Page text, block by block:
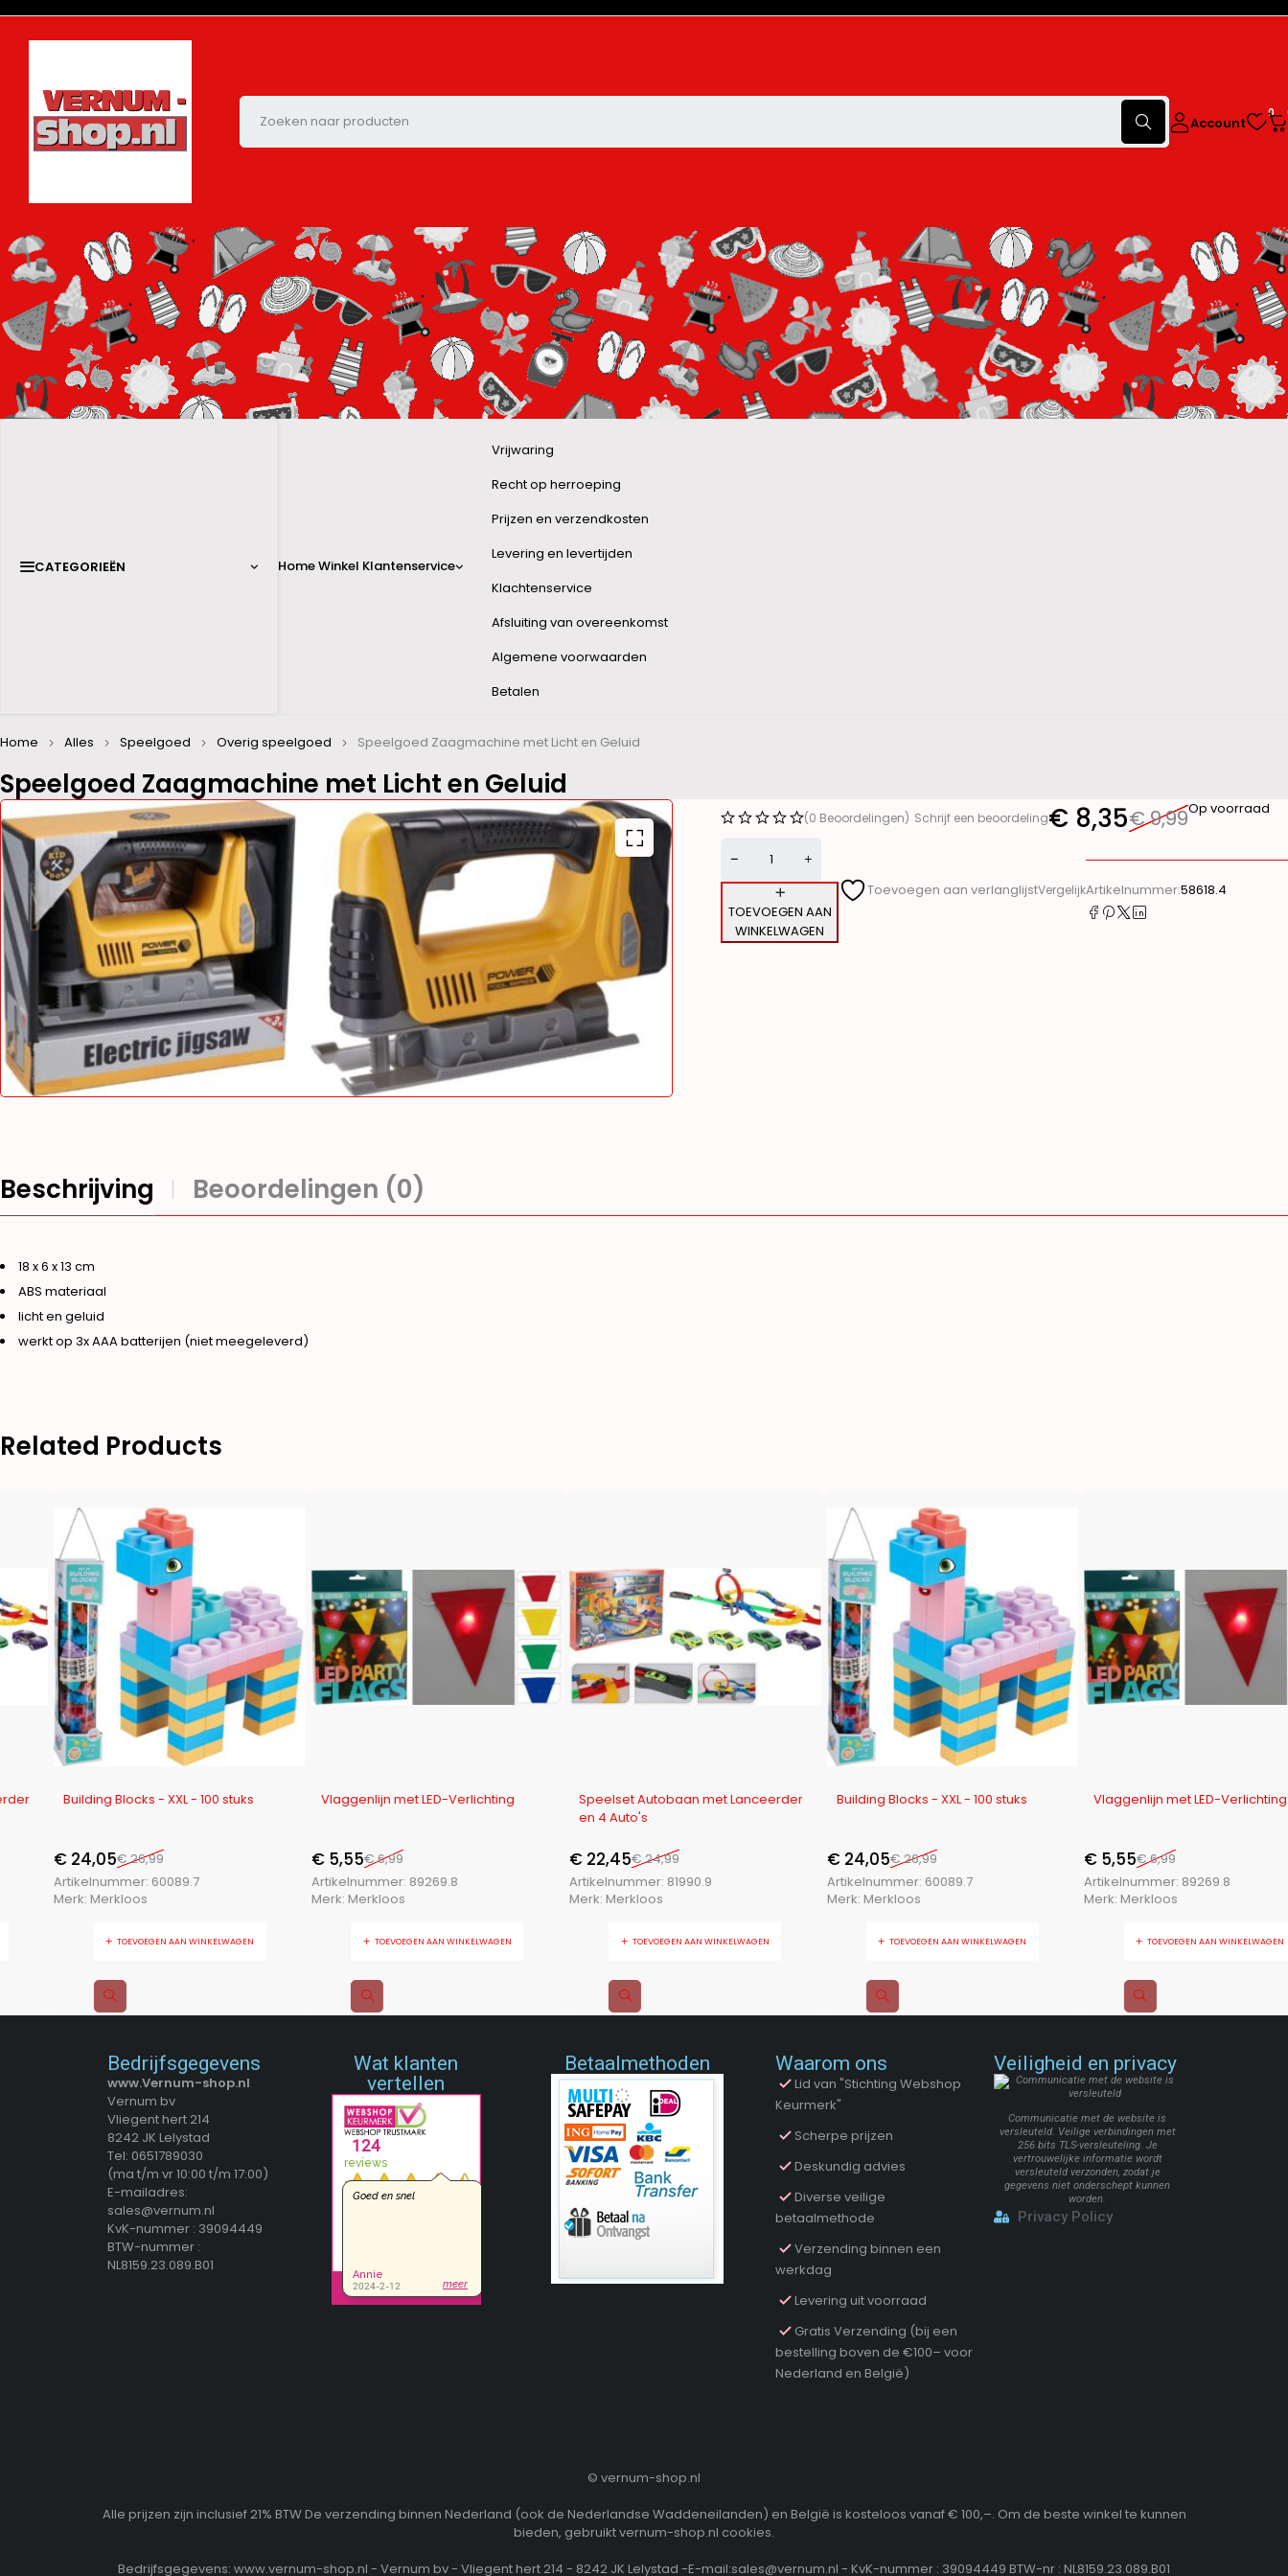
Account
0
CATEGORIEËN HomeWinkel Klantenservice
Vrijwaring
Recht op herroeping
Prijzen en verzendkosten
Levering en levertijden
Klachtenservice
Afsluiting van overeenkomst
Algemene voorwaarden
Betalen
Speelgoed Zaagmachine met Licht en Geluid
Home Alles Speelgoed Overig speelgoed Speelgoed Zaagmachine met Licht en Geluid
(0 Beoordelingen) Schrijf een beoordeling €9,99
€ 8,35 Op voorraad
TOEVOEGEN AAN
WINKELWAGEN
Toevoegen aan verlanglijstVergelijkArtikelnummer:58618.4
Beschrijving Beoordelingen (0)
18 x 6 x 13 cm
ABS materiaal
licht en geluid
werkt op 3x AAA batterijen (niet meegeleverd)
Related Products
-11%
Building Blocks - XXL - 100 stuks
€26,99
24,05
Artikelnummer:60089.7
Merkloos
TOEVOEGEN AAN WINKELWAGEN
Vlaggenlijn met LED-Verlichting
€6,99
5,55
Artikelnummer:89269.8
Merkloos
TOEVOEGEN AAN WINKELWAGEN
Speelset Autobaan met Lanceerder
en 4 Auto's
€24,99
22,45
Artikelnummer:81990.9
Merkloos
TOEVOEGEN AAN WINKELWAGEN
-11%
Building Blocks - XXL - 100 stuks
€26,99
24,05
Artikelnummer:60089.7
Merkloos
TOEVOEGEN AAN WINKELWAGEN
Vlaggenlijn met LED-Verlichting
€6,99
5,55
Artikelnummer:89269.8
Merkloos
TOEVOEGEN AAN WINKELWAGEN
Bedrijfsgegevens
www.Vernum-shop.nl
Vernum bv
Vliegent hert 214
8242 JK Lelystad
Tel: 0651789030
(ma t/m vr 10:00 t/m 17:00)
E-mailadres:
sales@vernum.nl
KvK-nummer : 39094449
BTW-nummer :
NL8159.23.089.B01
Wat klanten
vertellen
Betaalmethoden Waarom ons
Lid van "Stichting Webshop
Keurmerk"
Scherpe prijzen
Deskundig advies
Diverse veilige
betaalmethode
Verzending binnen een
werkdag
Levering uit voorraad
Gratis Verzending (bij een
bestelling boven de €100– voor
Nederland en België)
Veiligheid en privacy
Communicatie met de website is
versleuteld. Veilige verbindingen met
256 bits TLS-versleuteling. Je
vertrouwelijke informatie wordt
versleuteld verzonden, zodat je
gegevens niet onderschept kunnen
worden.
Privacy Policy
© vernum-shop.nl
Alle prijzen zijn inclusief 21% BTW De verzending binnen Nederland (ook de Nederlandse Waddeneilanden) en België is kosteloos vanaf € 100,–. Om de beste winkel te kunnen
bieden, gebruikt vernum-shop.nl cookies.
Bedrijfsgegevens: www.vernum-shop.nl - Vernum bv - Vliegent hert 214 - 8242 JK Lelystad -E-mail:sales@vernum.nl - KvK-nummer : 39094449 BTW-nr : NL8159.23.089.B01